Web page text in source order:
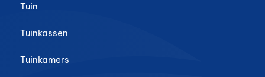
Tuin
Tuinkassen
Tuinkamers